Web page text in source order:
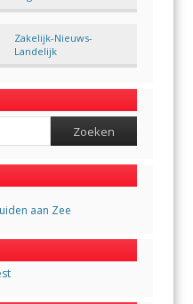
Zakelijk-Nieuws-
Landelijk
aan Zee